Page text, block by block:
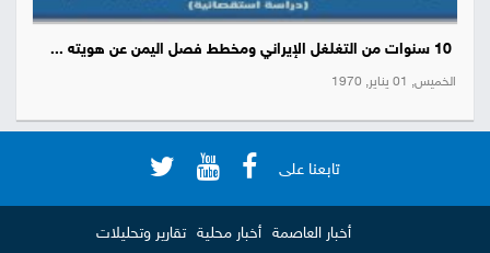
الخميس, 01 يناير, 1970
تابعنا على
أخبار العاصمة أخبار محلية تقارير وتحليلات